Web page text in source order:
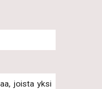
joista yksi